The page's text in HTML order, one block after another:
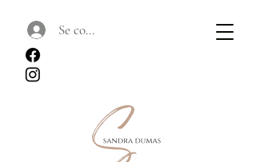
Se connecter